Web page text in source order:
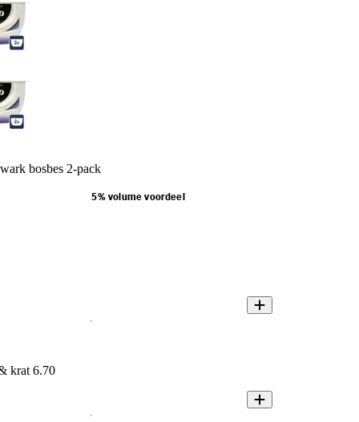
bosbes 2-pack
5% volume voordeel
krat 6.70